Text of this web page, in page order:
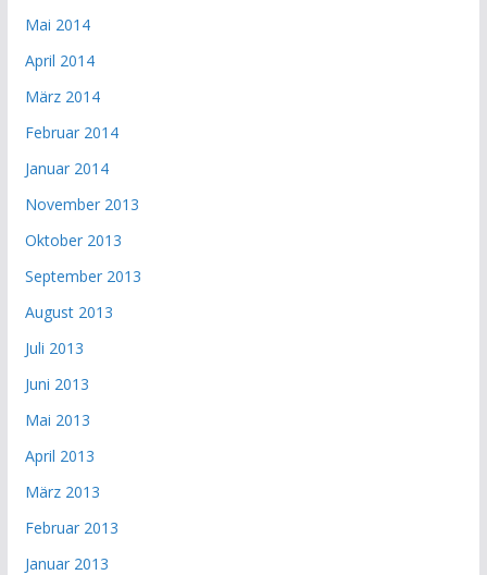
Mai 2014
April 2014
März 2014
Februar 2014
Januar 2014
November 2013
Oktober 2013
September 2013
August 2013
Juli 2013
Juni 2013
Mai 2013
April 2013
März 2013
Februar 2013
Januar 2013